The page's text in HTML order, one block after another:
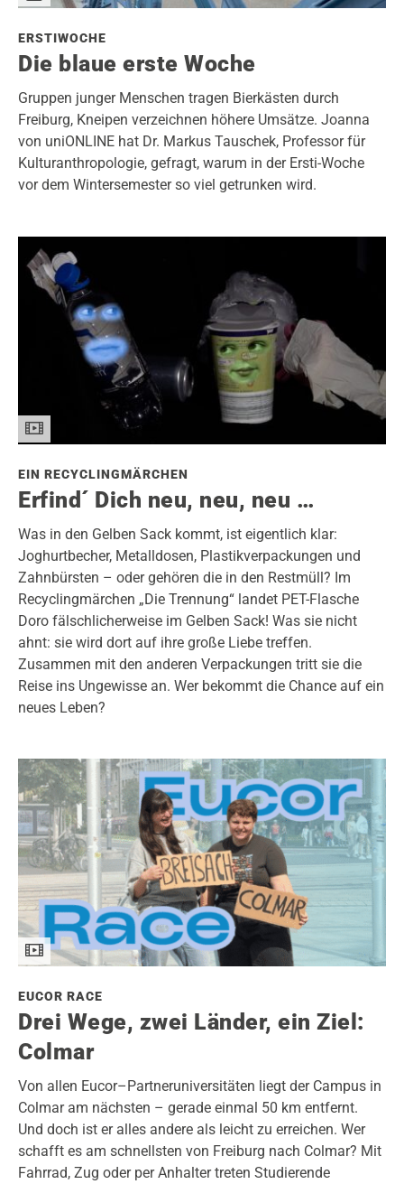
ERSTIWOCHE
Die blaue erste Woche
Gruppen junger Menschen tragen Bierkästen durch
Freiburg, Kneipen verzeichnen höhere Umsätze. Joanna
von uniONLINE hat Dr. Markus Tauschek, Professor für
Kulturanthropologie, gefragt, warum in der Ersti-Woche
vor dem Wintersemester so viel getrunken wird.
EIN RECYCLINGMÄRCHEN
Erfind´ Dich neu, neu, neu …
Was in den Gelben Sack kommt, ist eigentlich klar:
Joghurtbecher, Metalldosen, Plastikverpackungen und
Zahnbürsten – oder gehören die in den Restmüll? Im
Recyclingmärchen „Die Trennung“ landet PET-Flasche
Doro fälschlicherweise im Gelben Sack! Was sie nicht
ahnt: sie wird dort auf ihre große Liebe treffen.
Zusammen mit den anderen Verpackungen tritt sie die
Reise ins Ungewisse an. Wer bekommt die Chance auf ein
neues Leben?
EUCOR RACE
Drei Wege, zwei Länder, ein Ziel:
Colmar
Von allen Eucor–Partneruniversitäten liegt der Campus in
Colmar am nächsten – gerade einmal 50 km entfernt.
Und doch ist er alles andere als leicht zu erreichen. Wer
schafft es am schnellsten von Freiburg nach Colmar? Mit
Fahrrad, Zug oder per Anhalter treten Studierende